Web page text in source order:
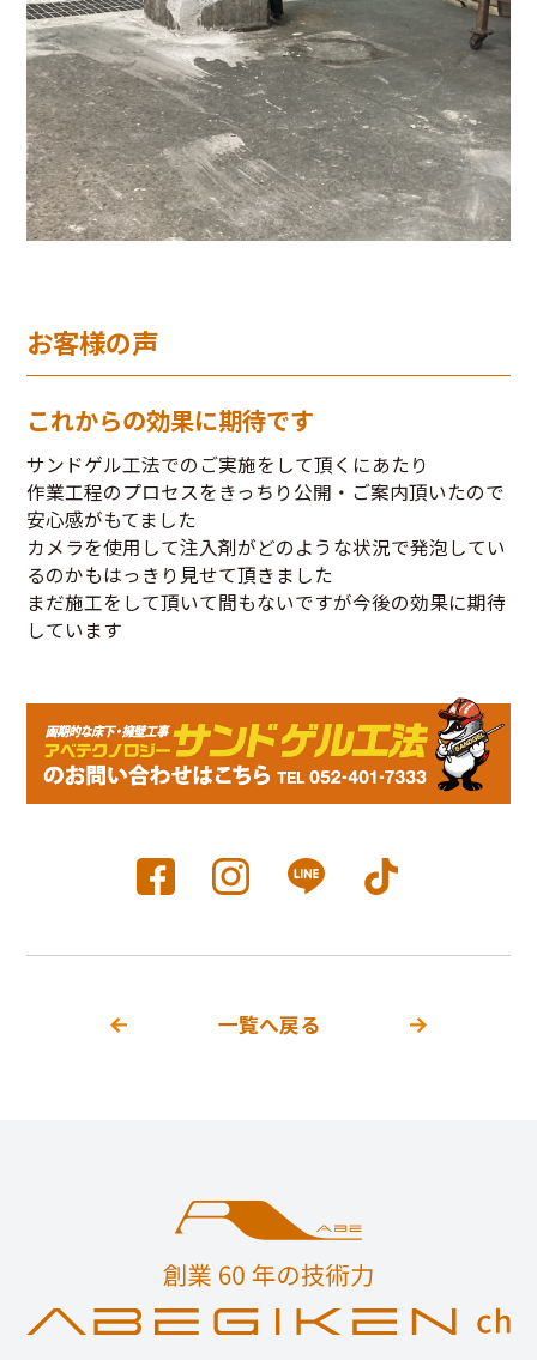
お客様の声
これからの効果に期待です
サンドゲル工法でのご実施をして頂くにあたり
作業工程のプロセスをきっちり公開・ご案内頂いたので
安心感がもてました
カメラを使用して注入剤がどのような状況で発泡してい
るのかもはっきり見せて頂きました
まだ施工をして頂いて間もないですが今後の効果に期待
しています
一覧へ戻る